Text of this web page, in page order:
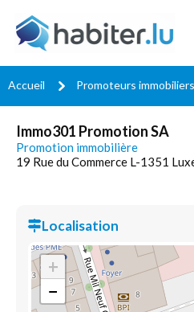
Accueil Promoteurs immobiliers
Immo301 Promotion SA
Promotion immobilière
19 Rue du Commerce L-1351
Localisation
+
−